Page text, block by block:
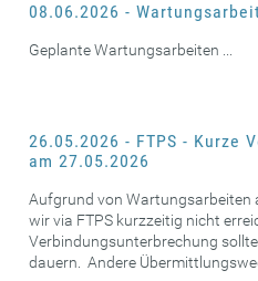
08.06.2026 -
Geplante Wartungsarbeiten ...
26.05.2026 - FTPS - Kurze
am 27.05.2026
Aufgrund von Wartungsarbeiten
wir via FTPS kurzzeitig nicht
Verbindungsunterbrechung
dauern. Andere